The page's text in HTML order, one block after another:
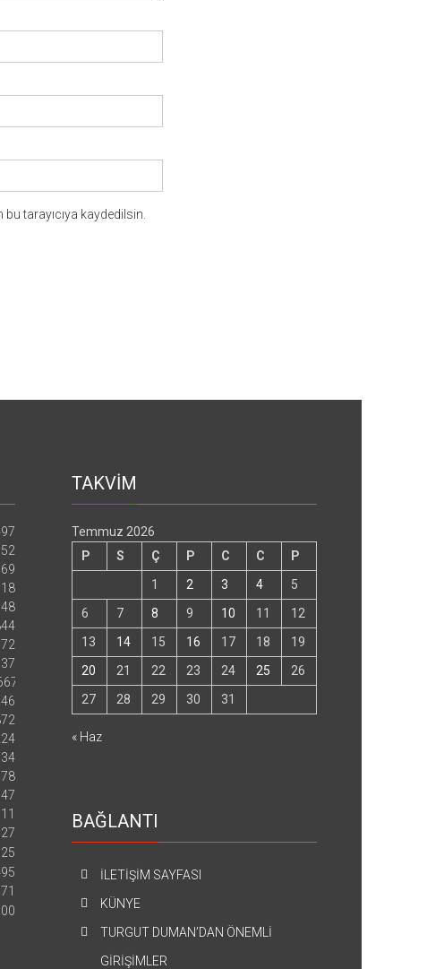
tarayıcıya kaydedilsin.
TAKVİM
Temmuz 2026
P
S Ç P C C
P
1
2 3 4
5
6
7 8 9 10 11
12
13
14 15 16 17 18
19
20
21 22 23 24 25
26
27
28 29 30 31
« Haz
BAĞLANTI
İLETİŞİM SAYFASI
KÜNYE
TURGUT DUMAN’DAN ÖNEMLİ
GİRİŞİMLER